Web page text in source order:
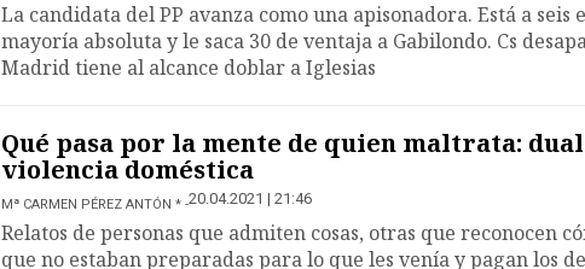
La candidata del PP avanza como una apisonadora. Está a seis
mayoría absoluta y le saca 30 de ventaja a Gabilondo. Cs
Madrid tiene al alcance doblar a Iglesias
Qué pasa por la mente de quien maltrata:
violencia doméstica
Mª CARMEN PÉREZ ANTÓN * 20.04.2021 | 21:46
Relatos de personas que admiten cosas, otras que reconocen
que no estaban preparadas para lo que les venía y pagan los